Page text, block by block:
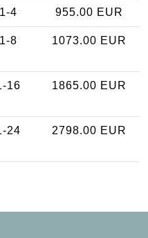
1-4 955.00 EUR
1-8 1073.00 EUR
16 1865.00 EUR
24 2798.00 EUR